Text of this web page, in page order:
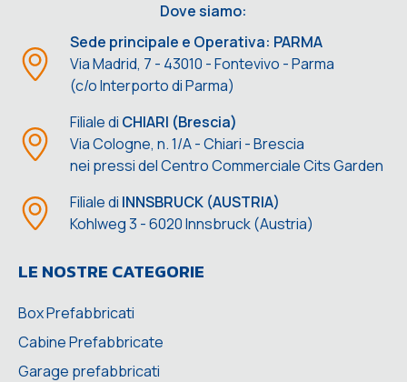
Dove siamo:
Sede principale e Operativa: PARMA
Via Madrid, 7 - 43010 - Fontevivo - Parma
(c/o Interporto di Parma)
Filiale di CHIARI (Brescia)
Via Cologne, n. 1/A - Chiari - Brescia
nei pressi del Centro Commerciale Cits Garden
Filiale di INNSBRUCK (AUSTRIA)
Kohlweg 3 - 6020 Innsbruck (Austria)
LE NOSTRE CATEGORIE
Box Prefabbricati
Cabine Prefabbricate
Garage prefabbricati